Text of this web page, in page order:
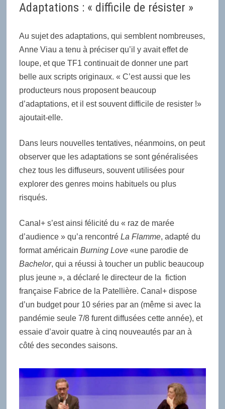
Adaptations : « difficile de résister »
Au sujet des adaptations, qui semblent nombreuses,
Anne Viau a tenu à préciser qu’il y avait effet de
loupe, et que TF1 continuait de donner une part
belle aux scripts originaux. « C’est aussi que les
producteurs nous proposent beaucoup
d’adaptations, et il est souvent difficile de resister !»
ajoutait-elle.
Dans leurs nouvelles tentatives, néanmoins, on peut
observer que les adaptations se sont généralisées
chez tous les diffuseurs, souvent utilisées pour
explorer des genres moins habituels ou plus
risqués.
Canal+ s’est ainsi félicité du « raz de marée
d’audience » qu’a rencontré La Flamme, adapté du
format américain Burning Love«une parodie de
Bachelor, qui a réussi à toucher un public beaucoup
plus jeune », a déclaré le directeur de la fiction
française Fabrice de la Patellière. Canal+ dispose
d’un budget pour 10 séries par an (même si avec la
pandémie seule 7/8 furent diffusées cette année), et
essaie d’avoir quatre à cinq nouveautés par an à
côté des secondes saisons.